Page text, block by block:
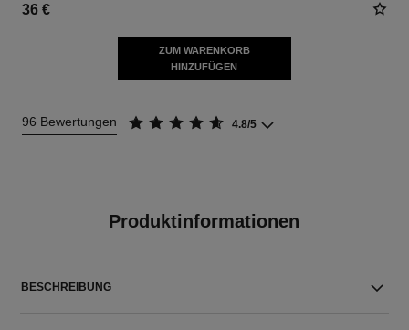
36 €
ZUM WARENKORB
HINZUFÜGEN
96 Bewertungen 4.8/5
Produktinformationen
BESCHREIBUNG